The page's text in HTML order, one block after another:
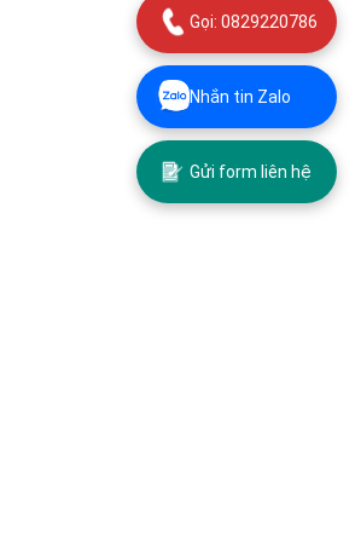
Gọi: 0829220786
Nhắn tin Zalo
Gửi form liên hệ